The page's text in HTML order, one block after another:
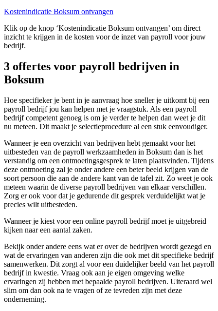
Kostenindicatie Boksum ontvangen
Klik op de knop ‘Kostenindicatie Boksum ontvangen’ om direct
inzicht te krijgen in de kosten voor de inzet van payroll voor jouw
bedrijf.
3 offertes voor payroll bedrijven in
Boksum
Hoe specifieker je bent in je aanvraag hoe sneller je uitkomt bij een
payroll bedrijf jou kan helpen met je vraagstuk. Als een payroll
bedrijf competent genoeg is om je verder te helpen dan weet je dit
nu meteen. Dit maakt je selectieprocedure al een stuk eenvoudiger.
Wanneer je een overzicht van bedrijven hebt gemaakt voor het
uitbesteden van de payroll werkzaamheden in Boksum dan is het
verstandig om een ontmoetingsgesprek te laten plaatsvinden. Tijdens
deze ontmoeting zal je onder andere een beter beeld krijgen van de
soort persoon die aan de andere kant van de tafel zit. Zo weet je ook
meteen waarin de diverse payroll bedrijven van elkaar verschillen.
Zorg er ook voor dat je gedurende dit gesprek verduidelijkt wat je
precies wilt uitbesteden.
Wanneer je kiest voor een online payroll bedrijf moet je uitgebreid
kijken naar een aantal zaken.
Bekijk onder andere eens wat er over de bedrijven wordt gezegd en
wat de ervaringen van anderen zijn die ook met dit specifieke bedrijf
samenwerken. Dit zorgt al voor een duidelijker beeld van het payroll
bedrijf in kwestie. Vraag ook aan je eigen omgeving welke
ervaringen zij hebben met bepaalde payroll bedrijven. Uiteraard wel
slim om dan ook na te vragen of ze tevreden zijn met deze
onderneming.